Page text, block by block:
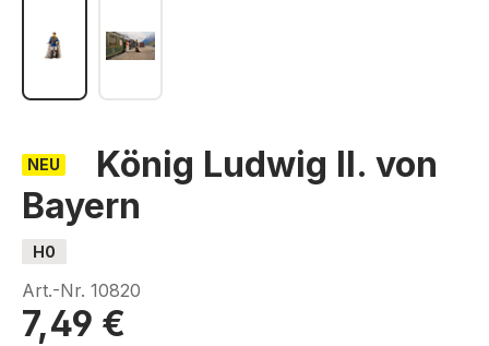
NEU
König Ludwig II. von
Bayern
H0
Art.-Nr. 10820
7,49 €